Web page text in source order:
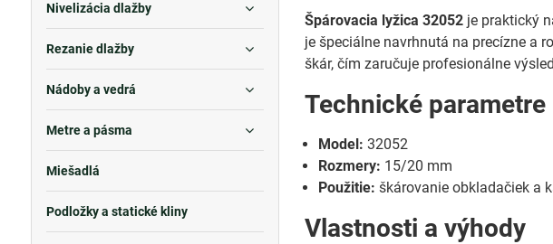
Špárovacia lyžica 32052 je praktický
je špeciálne navrhnutá na precízne a
škár, čím zaručuje profesionálne
Technické parametre
Model: 32052
Rozmery: 15/20 mm
Použitie: škárovanie obkladačiek a
Vlastnosti a výhody
Nivelizácia dlažby
Rezanie dlažby
Nádoby a vedrá
Metre a pásma
Miešadlá
Podložky a statické kliny